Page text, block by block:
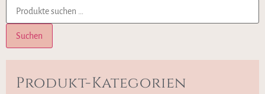
Suchen
Produkt-Kategorien